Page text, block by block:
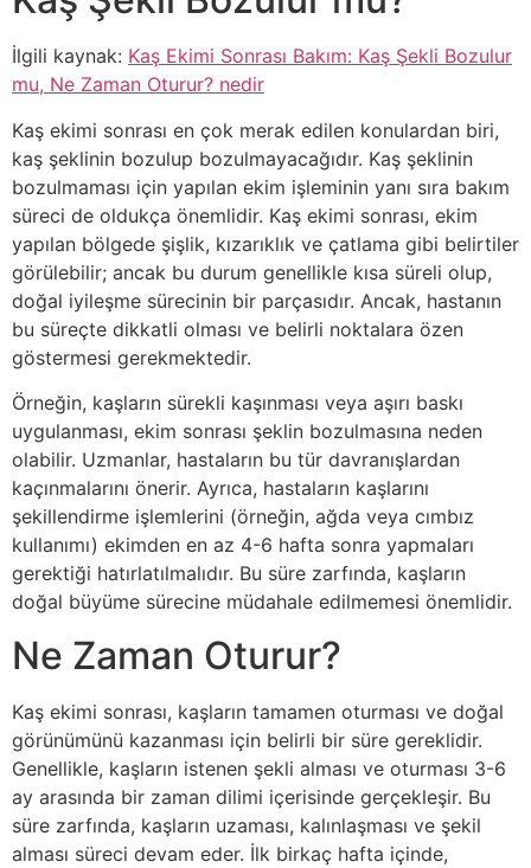
İlgili kaynak: Kaş Ekimi Sonrası Bakım: Kaş Şekli Bozulur
mu, Ne Zaman Oturur? nedir
Kaş ekimi sonrası en çok merak edilen konulardan biri,
kaş şeklinin bozulup bozulmayacağıdır. Kaş şeklinin
bozulmaması için yapılan ekim işleminin yanı sıra bakım
süreci de oldukça önemlidir. Kaş ekimi sonrası, ekim
yapılan bölgede şişlik, kızarıklık ve çatlama gibi belirtiler
görülebilir; ancak bu durum genellikle kısa süreli olup,
doğal iyileşme sürecinin bir parçasıdır. Ancak, hastanın
bu süreçte dikkatli olması ve belirli noktalara özen
göstermesi gerekmektedir.
Örneğin, kaşların sürekli kaşınması veya aşırı baskı
uygulanması, ekim sonrası şeklin bozulmasına neden
olabilir. Uzmanlar, hastaların bu tür davranışlardan
kaçınmalarını önerir. Ayrıca, hastaların kaşlarını
şekillendirme işlemlerini (örneğin, ağda veya cımbız
kullanımı) ekimden en az 4-6 hafta sonra yapmaları
gerektiği hatırlatılmalıdır. Bu süre zarfında, kaşların
doğal büyüme sürecine müdahale edilmemesi önemlidir.
Ne Zaman Oturur?
Kaş ekimi sonrası, kaşların tamamen oturması ve doğal
görünümünü kazanması için belirli bir süre gereklidir.
Genellikle, kaşların istenen şekli alması ve oturması 3-6
ay arasında bir zaman dilimi içerisinde gerçekleşir. Bu
süre zarfında, kaşların uzaması, kalınlaşması ve şekil
alması süreci devam eder. İlk birkaç hafta içinde,